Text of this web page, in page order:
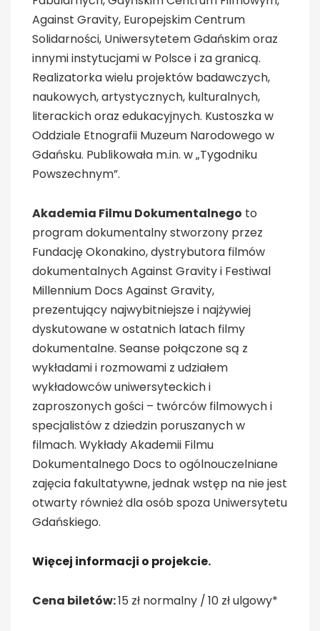
Against Gravity, Europejskim Centrum
Solidarności, Uniwersytetem Gdańskim oraz
innymi instytucjami w Polsce i za granicą.
Realizatorka wielu projektów badawczych,
naukowych, artystycznych, kulturalnych,
literackich oraz edukacyjnych. Kustoszka w
Oddziale Etnografii Muzeum Narodowego w
Gdańsku. Publikowała m.in. w „Tygodniku
Powszechnym”.
Akademia Filmu Dokumentalnego to
program dokumentalny stworzony przez
Fundację Okonakino, dystrybutora filmów
dokumentalnych Against Gravity i Festiwal
Millennium Docs Against Gravity,
prezentujący najwybitniejsze i najżywiej
dyskutowane w ostatnich latach filmy
dokumentalne. Seanse połączone są z
wykładami i rozmowami z udziałem
wykładowców uniwersyteckich i
zaproszonych gości – twórców filmowych i
specjalistów z dziedzin poruszanych w
filmach. Wykłady Akademii Filmu
Dokumentalnego Docs to ogólnouczelniane
zajęcia fakultatywne, jednak wstęp na nie jest
otwarty również dla osób spoza Uniwersytetu
Gdańskiego.
Więcej informacji o projekcie.
Cena biletów:15 zł normalny /10 zł ulgowy*